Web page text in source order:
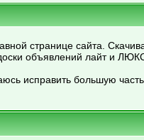
странице сайта.
объявлений лайт и
исправить большую